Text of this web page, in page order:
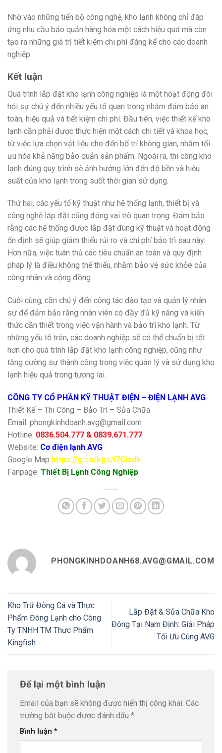
Nhờ vào những tiến bộ công nghệ, kho lạnh không chỉ đáp
ứng nhu cầu bảo quản hàng hóa một cách hiệu quả mà còn
tạo ra những giá trị tiết kiệm chi phí đáng kể cho các doanh
nghiệp.
Kết luận
Quá trình lắp đặt kho lạnh công nghiệp là một hoạt động đòi
hỏi sự chú ý đến nhiều yếu tố quan trọng nhằm đảm bảo an
toàn, hiệu quả và tiết kiệm chi phí. Đầu tiên, việc thiết kế kho
lạnh cần phải được thực hiện một cách chi tiết và khoa học,
từ việc lựa chọn vật liệu cho đến bố trí không gian, nhằm tối
ưu hóa khả năng bảo quản sản phẩm. Ngoài ra, thi công kho
lạnh đúng quy trình sẽ ảnh hưởng lớn đến độ bền và hiệu
suất của kho lạnh trong suốt thời gian sử dụng.
Thứ hai, các yếu tố kỹ thuật như hệ thống lạnh, thiết bị và
công nghệ lắp đặt cũng đóng vai trò quan trọng. Đảm bảo
rằng các hệ thống được lắp đặt đúng kỹ thuật và hoạt động
ổn định sẽ giúp giảm thiểu rủi ro và chi phí bảo trì sau này.
Hơn nữa, việc tuân thủ các tiêu chuẩn an toàn và quy định
pháp lý là điều không thể thiếu, nhằm bảo vệ sức khỏe của
công nhân và cộng đồng.
Cuối cùng, cần chú ý đến công tác đào tạo và quản lý nhân
sự để đảm bảo rằng nhân viên có đầy đủ kỹ năng và kiến
thức cần thiết trong việc vận hành và bảo trì kho lạnh. Từ
những yếu tố trên, các doanh nghiệp sẽ có thể chuẩn bị tốt
hơn cho quá trình lắp đặt kho lạnh công nghiệp, cũng như
tăng cường sự thành công trong việc quản lý và sử dụng kho
lạnh hiệu quả trong tương lai.
CÔNG TY CỔ PHẦN KỸ THUẬT ĐIỆN – ĐIỆN LẠNH AVG
Thiết Kế – Thi Công – Bảo Trì – Sửa Chữa
Email: phongkinhdoanh.avg@gmail.com
Hotline: 0836.504.777 & 0839.671.777
Website: Cơ điện lạnh AVG
Google Map:https://g.co/kgs/i7Cizdk
Fanpage: Thiết Bị Lạnh Công Nghiệp
PHONGKINHDOANH68.AVG@GMAIL.COM
Kho Trữ Đông Cá và Thực
Phẩm Đông Lạnh cho Công
Ty TNHH TM Thực Phẩm
Kingfish
Lắp Đặt & Sửa Chữa Kho
Đông Tại Nam Định: Giải Pháp
Tối Ưu Cùng AVG
Để lại một bình luận
Email của bạn sẽ không được hiển thị công khai. Các
trường bắt buộc được đánh dấu *
Bình luận *